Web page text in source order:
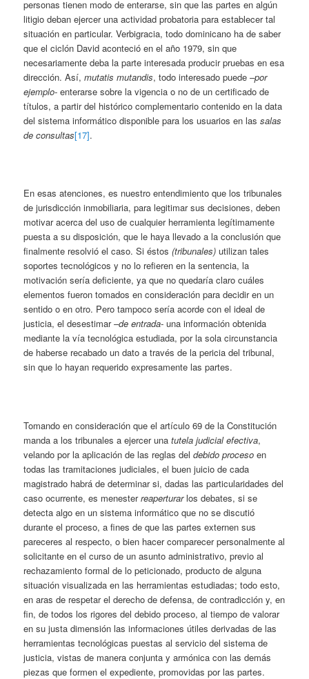
personas tienen modo de enterarse, sin que las partes en algún
litigio deban ejercer una actividad probatoria para establecer tal
situación en particular. Verbigracia, todo dominicano ha de saber
que el ciclón David aconteció en el año 1979, sin que
necesariamente deba la parte interesada producir pruebas en esa
dirección. Así,mutatis mutandis, todo interesado puede–por
ejemplo- enterarse sobre la vigencia o no de un certificado de
títulos, a partir del histórico complementario contenido en la data
del sistema informático disponible para los usuarios en lassalas
de consultas[17].
En esas atenciones, es nuestro entendimiento que los tribunales
de jurisdicción inmobiliaria, para legitimar sus decisiones, deben
motivar acerca del uso de cualquier herramienta legítimamente
puesta a su disposición, que le haya llevado a la conclusión que
finalmente resolvió el caso. Si éstos(tribunales) utilizan tales
soportes tecnológicos y no lo refieren en la sentencia, la
motivación sería deficiente, ya que no quedaría claro cuáles
elementos fueron tomados en consideración para decidir en un
sentido o en otro. Pero tampoco sería acorde con el ideal de
justicia, el desestimar–de entrada- una información obtenida
mediante la vía tecnológica estudiada, por la sola circunstancia
de haberse recabado un dato a través de la pericia del tribunal,
sin que lo hayan requerido expresamente las partes.
Tomando en consideración que el artículo 69 de la Constitución
manda a los tribunales a ejercer unatutela judicial efectiva,
velando por la aplicación de las reglas deldebido proceso en
todas las tramitaciones judiciales, el buen juicio de cada
magistrado habrá de determinar si, dadas las particularidades del
caso ocurrente, es menesterreaperturarlos debates, si se
detecta algo en un sistema informático que no se discutió
durante el proceso, a fines de que las partes externen sus
pareceres al respecto, o bien hacer comparecer personalmente al
solicitante en el curso de un asunto administrativo, previo al
rechazamiento formal de lo peticionado, producto de alguna
situación visualizada en las herramientas estudiadas; todo esto,
en aras de respetar el derecho de defensa, de contradicción y, en
fin, de todos los rigores del debido proceso, al tiempo de valorar
en su justa dimensión las informaciones útiles derivadas de las
herramientas tecnológicas puestas al servicio del sistema de
justicia, vistas de manera conjunta y armónica con las demás
piezas que formen el expediente, promovidas por las partes.